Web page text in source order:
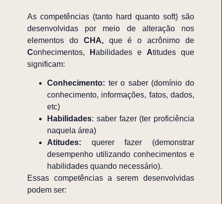
As competências (tanto hard quanto soft) são
desenvolvidas por meio de alteração nos
elementos do CHA, que é o
acrônimo de
Conhecimentos, Habilidades e Atitudes que
significam:
Conhecimento: ter o saber (domínio do
conhecimento, informações, fatos, dados,
etc)
Habilidades: saber fazer (ter proficiência
naquela área)
Atitudes: querer fazer (demonstrar
desempenho utilizando conhecimentos e
habilidades quando necessário).
Essas competências a serem desenvolvidas
podem ser: